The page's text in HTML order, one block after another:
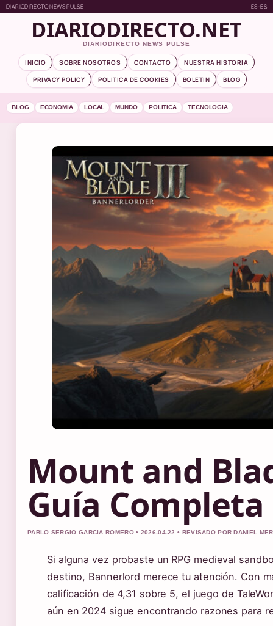
DIARIODIRECTO NEWS PULSE ES-ES
DIARIODIRECTO.NET
DIARIODIRECTO NEWS PULSE
INICIO SOBRE NOSOTROS CONTACTO
NUESTRA HISTORIA
PRIVACY POLICY
POLITICA DE COOKIES BOLETIN BLOG
BLOG ECONOMIA LOCAL MUNDO POLITICA TECNOLOGIA
Mount and
Guía Completa
PABLO SERGIO GARCIA ROMERO • 2026-04-22 • REVISADO POR DANIEL
Si alguna vez probaste un RPG medieval
destino, Bannerlord merece tu atención. Con
calificación de 4,31 sobre 5, el juego de
aún en 2024 sigue encontrando razones para